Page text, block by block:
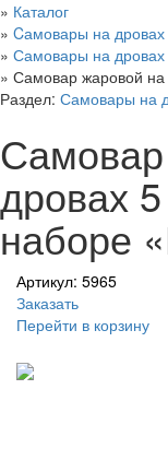
» Каталог
» Cамовары на дровах
» Самовары на дровах
» Самовар жаровой на
Раздел: Самовары на
дровах
наборе
Артикул: 5965
Заказать
Перейти в корзину